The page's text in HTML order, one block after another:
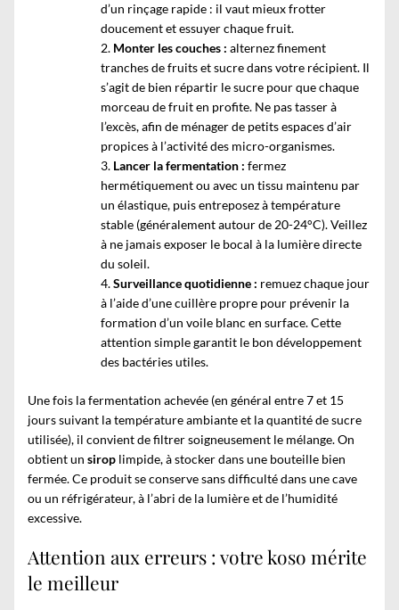
d’un rinçage rapide : il vaut mieux frotter
doucement et essuyer chaque fruit.
Monter les couches : alternez finement
tranches de fruits et sucre dans votre récipient. Il
s’agit de bien répartir le sucre pour que chaque
morceau de fruit en profite. Ne pas tasser à
l’excès, afin de ménager de petits espaces d’air
propices à l’activité des micro-organismes.
Lancer la fermentation : fermez
hermétiquement ou avec un tissu maintenu par
un élastique, puis entreposez à température
stable (généralement autour de 20-24°C). Veillez
à ne jamais exposer le bocal à la lumière directe
du soleil.
Surveillance quotidienne : remuez chaque jour
à l’aide d’une cuillère propre pour prévenir la
formation d’un voile blanc en surface. Cette
attention simple garantit le bon développement
des bactéries utiles.
Une fois la fermentation achevée (en général entre 7 et 15
jours suivant la température ambiante et la quantité de sucre
utilisée), il convient de filtrer soigneusement le mélange. On
obtient un sirop limpide, à stocker dans une bouteille bien
fermée. Ce produit se conserve sans difficulté dans une cave
ou un réfrigérateur, à l’abri de la lumière et de l’humidité
excessive.
Attention aux erreurs : votre koso mérite
le meilleur